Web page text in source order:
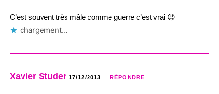
C’est souvent très mâle comme guerre c’est vrai 😉
chargement…
Xavier Studer 17/12/2013 RÉPONDRE